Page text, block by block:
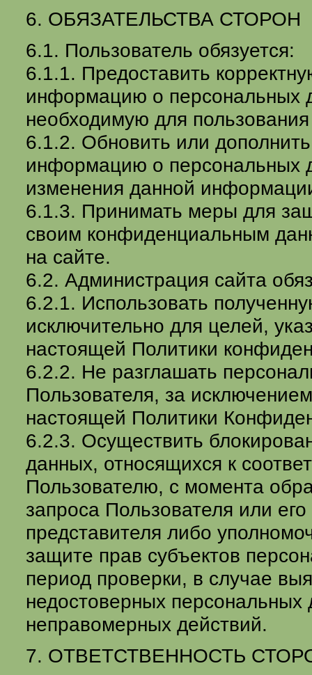
6. ОБЯЗАТЕЛЬСТВА СТОРОН
6.1. Пользователь обязуется:
6.1.1. Предоставить
информацию о персональных
необходимую для
6.1.2. Обновить или
информацию о персональных
изменения данной
6.1.3. Принимать меры для
своим конфиденциальным
на сайте.
6.2. Администрация сайта
6.2.1. Использовать
исключительно для целей,
настоящей Политики
6.2.2. Не разглашать
Пользователя, за
настоящей Политики
6.2.3. Осуществить
данных, относящихся к
Пользователю, с момента
запроса Пользователя или его
представителя либо
защите прав субъектов
период проверки, в случае
недостоверных персональных
неправомерных действий.
7. ОТВЕТСТВЕННОСТЬ